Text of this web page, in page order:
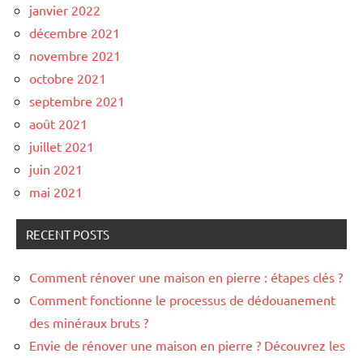
janvier 2022
décembre 2021
novembre 2021
octobre 2021
septembre 2021
août 2021
juillet 2021
juin 2021
mai 2021
RECENT POSTS
Comment rénover une maison en pierre : étapes clés ?
Comment fonctionne le processus de dédouanement
des minéraux bruts ?
Envie de rénover une maison en pierre ? Découvrez les